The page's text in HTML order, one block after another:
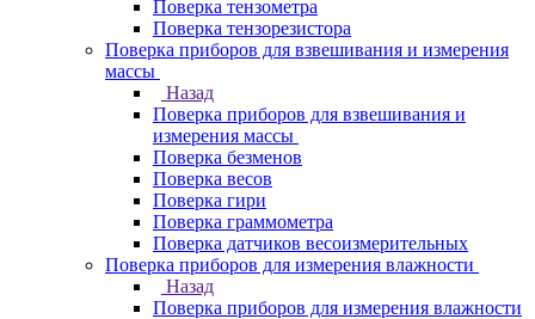
Поверка тензометра
Поверка тензорезистора
Поверка приборов для взвешивания и измерения
массы
Назад
Поверка приборов для взвешивания и
измерения массы
Поверка безменов
Поверка весов
Поверка гири
Поверка граммометра
Поверка датчиков весоизмерительных
Поверка приборов для измерения влажности
Назад
Поверка приборов для измерения влажности